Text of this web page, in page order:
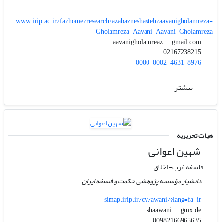
www.irip.ac.ir/fa/home/research/azabazneshasteh/aavanigholamreza-
Gholamreza-Aavani-Aavani-Gholamreza
aavanigholamreaz
gmail.com
02167238215
0000-0002-4631-8976
بیشتر
هیات تحریریه
شهین اعوانی
فلسفه غرب- اخلاق
دانشیار مؤسسه پژوهشی حکمت و فلسفه ایران
simap.irip.ir/cv/awani/?lang=fa-ir
shaawani
gmx.de